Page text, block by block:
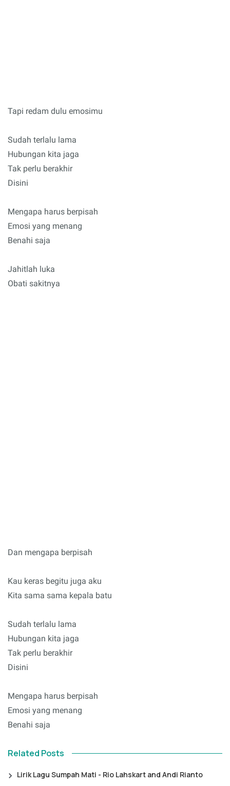
Tapi redam dulu emosimu
Sudah terlalu lama
Hubungan kita jaga
Tak perlu berakhir
Disini
Mengapa harus berpisah
Emosi yang menang
Benahi saja
Jahitlah luka
Obati sakitnya
Dan mengapa berpisah
Kau keras begitu juga aku
Kita sama sama kepala batu
Sudah terlalu lama
Hubungan kita jaga
Tak perlu berakhir
Disini
Mengapa harus berpisah
Emosi yang menang
Benahi saja
Related Posts
Lirik Lagu Sumpah Mati - Rio Lahskart and Andi Rianto